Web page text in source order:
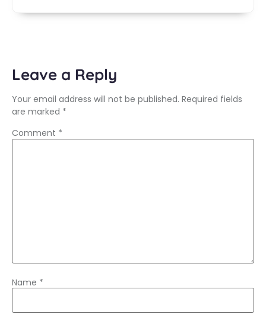
Leave a Reply
Your email address will not be published. Required fields
are marked *
Comment *
Name *